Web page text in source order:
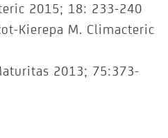
2015; 18: 233-240
Kierepa M. Climacteric
2013; 75:373-